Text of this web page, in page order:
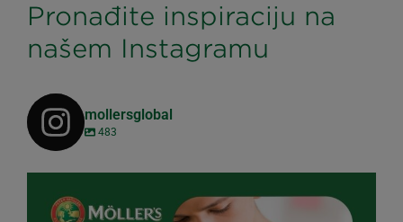
Pronađite inspiraciju na
našem Instagramu
mollersglobal
483